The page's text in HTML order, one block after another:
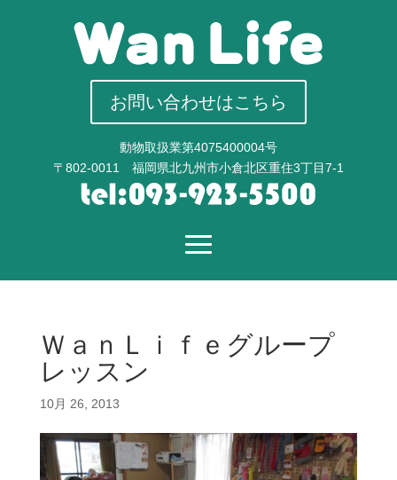
お問い合わせはこちら
動物取扱業第4075400004号
〒802-0011 福岡県北九州市小倉北区重住3丁目7-1
ＷａｎＬｉｆｅグループ
レッスン
10月 26, 2013